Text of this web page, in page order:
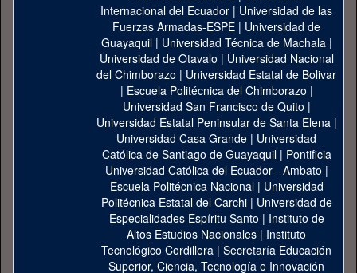
Internacional del Ecuador | Universidad de las
Fuerzas Armadas-ESPE | Universidad de
Guayaquil| Universidad Técnica de Machala|
Universidad de Otavalo | Universidad Nacional
del Chimborazo | Universidad Estatal de Bolivar
| Escuela Politécnica del Chimborazo |
Universidad San Francisco de Quito |
Universidad Estatal Peninsular de Santa Elena|
Universidad Casa Grande | Universidad
Católica de Santiago de Guayaquil| Pontificia
Universidad Católica del Ecuador - Ambato |
Escuela Politécnica Nacional| Universidad
Politécnica Estatal del Carchi| Universidad de
Especialidades Espíritu Santo | Instituto de
Altos Estudios Nacionales | Instituto
Tecnológico Cordillera | Secretaría Educación
Superior, Ciencia, Tecnología e Innovación